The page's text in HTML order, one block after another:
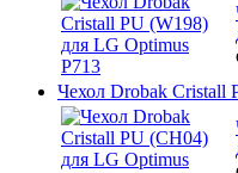
Чехол Drobak Cristall